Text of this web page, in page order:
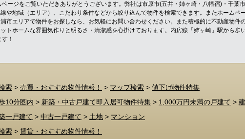
ージをご覧いただきありがとうございます。弊社は市原市(五井・姉ヶ崎・八幡宿)・千葉
や地域（エリア）、こだわり条件などから絞り込んで物件を検索できます。またホーム
市エリアで物件をお探しなら、お気軽にお問い合わせください。また積極的に不動産物件
トホームな雰囲気作りと明るさ・清潔感を心掛けております。内房線「姉ヶ崎」駅から歩
！
索 > 売買・おすすめ物件情報！ > マップ検索 > 値下げ物件特集
10分圏内 > 新築・中古戸建て即入居可物件特集 > 1,000万円未満の戸建て >
一戸建て > 中古一戸建て > 土地 > マンション
索 > 賃貸・おすすめ物件情報！